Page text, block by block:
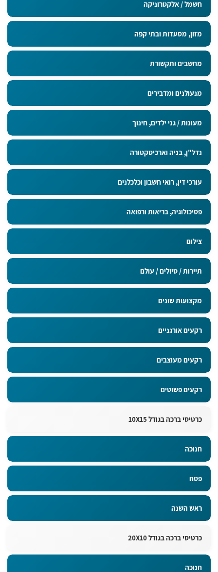
חשמל / אלקטרוניקה
מזון, מסעדות ובתי קפה
מחשבים ותקשורת
מנעולנים ומדבירים
מעונות / גני ילדים, חינוך
נדל"ן, בניה וארכיטקטורה
עורכי דין, רואי חשבון וכלכלנים
פסיכולוגיה, בריאות ורפואה
צילום
תיירות / טיולים / עולם
מקצועות שונים
רקעים אורגניים
רקעים מעוצבים
רקעים פשוטים
כרטיסי ברכה בגודל 10X15
חנוכה
פסח
ראש השנה
כרטיסי ברכה בגודל 20X10
חנוכה